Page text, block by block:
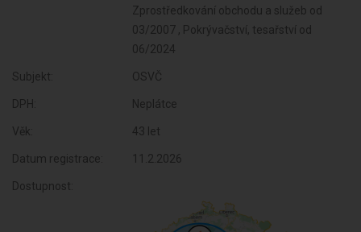
Zprostředkování obchodu a služeb od
03/2007 , Pokrývačství, tesařství od
06/2024
Subjekt: OSVČ
DPH: Neplátce
Věk: 43 let
Datum registrace: 11.2.2026
Dostupnost: